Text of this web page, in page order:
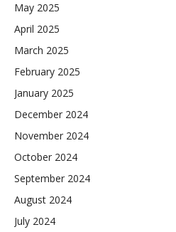
May 2025
April 2025
March 2025
February 2025
January 2025
December 2024
November 2024
October 2024
September 2024
August 2024
July 2024